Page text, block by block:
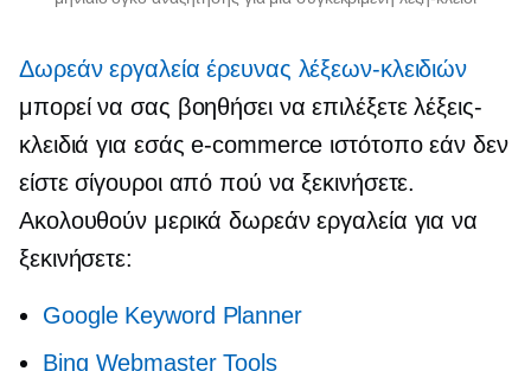
Δωρεάν εργαλεία έρευνας λέξεων-κλειδιών
μπορεί να σας βοηθήσει να επιλέξετε λέξεις-
κλειδιά για εσάςe-commerce ιστότοπο εάν δεν
είστε σίγουροι από πού να ξεκινήσετε.
Ακολουθούν μερικά δωρεάν εργαλεία για να
ξεκινήσετε:
Google Keyword Planner
Bing Webmaster Tools